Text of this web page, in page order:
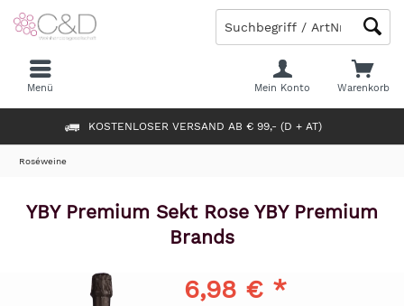
KOSTENLOSER VERSAND AB € 99,- (D + AT)
Warenkorb
Mein Konto
Menü
Roséweine
YBY Premium Sekt Rose YBY Premium
Brands
6,98 € *